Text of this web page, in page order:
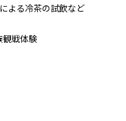
よる冷茶の試飲など
観戦体験